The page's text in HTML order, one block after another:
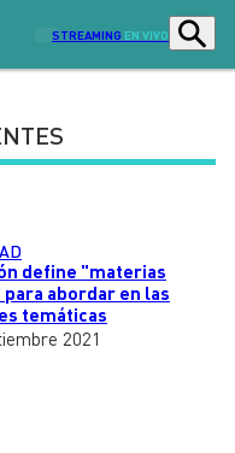
STREAMING EN VIVO
Economía
Sostenibilidad
define "materias
abordar en las
temáticas
2021